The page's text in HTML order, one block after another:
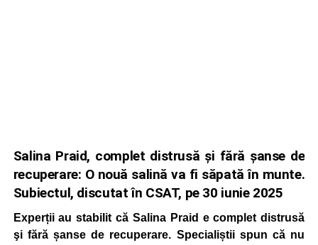
Salina Praid, complet distrusă şi fără șanse de
recuperare: O nouă salină va fi săpată în munte.
Subiectul, discutat în CSAT, pe 30 iunie 2025
Experții au stabilit că Salina Praid e complet distrusă
şi fără șanse de recuperare. Specialiștii spun că nu